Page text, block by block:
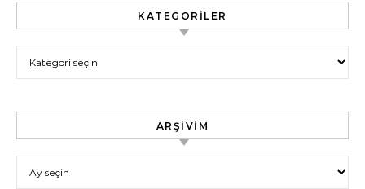
KATEGORILER
ARŞIVIM